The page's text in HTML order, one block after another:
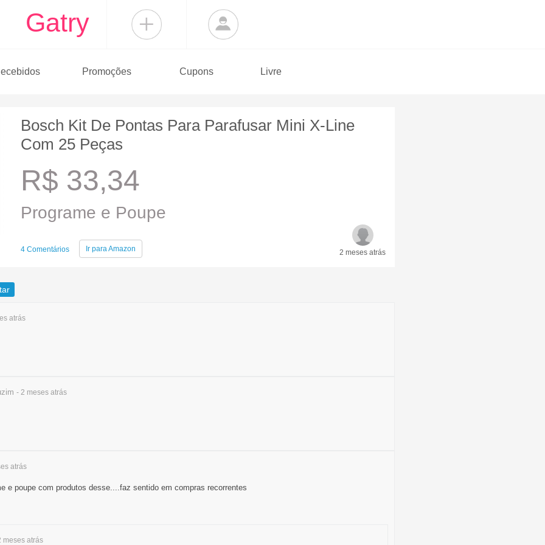
Gatry
Promoções Cupons Livre
Bosch Kit De Pontas Para Parafusar Mini X-Line
Com 25 Peças
R$ 33,34
Programe e Poupe
4 Comentários Ir paraAmazon 2 meses atrás
atrás
- 2 meses atrás
atrás
e poupe com produtos desse....faz sentido em compras recorrentes
meses atrás